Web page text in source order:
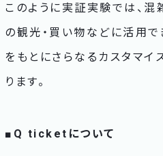
このように実証実験では、
の観光・買い物などに活用
をもとにさらなるカスタマ
ります。
■Q ticketについて